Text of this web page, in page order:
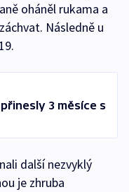
oháněl rukama a
Následně u
3 měsíce s
další nezvyklý
je zhruba